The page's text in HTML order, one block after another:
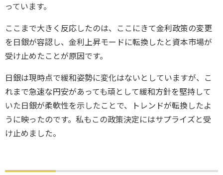
っています。
ここまで大きく反応したのは、ここにきて金利政策の変更
を日銀が容認し、金利上昇モードに転換したと資本市場が
受け止めたことが原因です。
日銀は現時点で緩和姿勢に変化はないとしていますが、こ
れまで急速な円安があっても頑として緩和方針を堅持して
いた日銀が柔軟性を示したことで、トレンドが転換したよ
うに映ったのです。私もこの政策決定にはサプライズと受
け止めました。